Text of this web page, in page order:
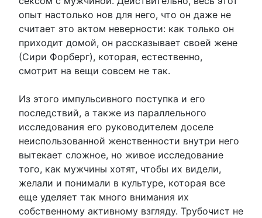
опыт настолько нов для него, что он даже не
считает это актом неверности: как только он
приходит домой, он рассказывает своей жене
(Сири Форберг), которая, естественно,
смотрит на вещи совсем не так.
Из этого импульсивного поступка и его
последствий, а также из параллельного
исследования его руководителем доселе
неиспользованной женственности внутри него
вытекает сложное, но живое исследование
того, как мужчины хотят, чтобы их видели,
желали и понимали в культуре, которая все
еще уделяет так много внимания их
собственному активному взгляду. Трубочист не